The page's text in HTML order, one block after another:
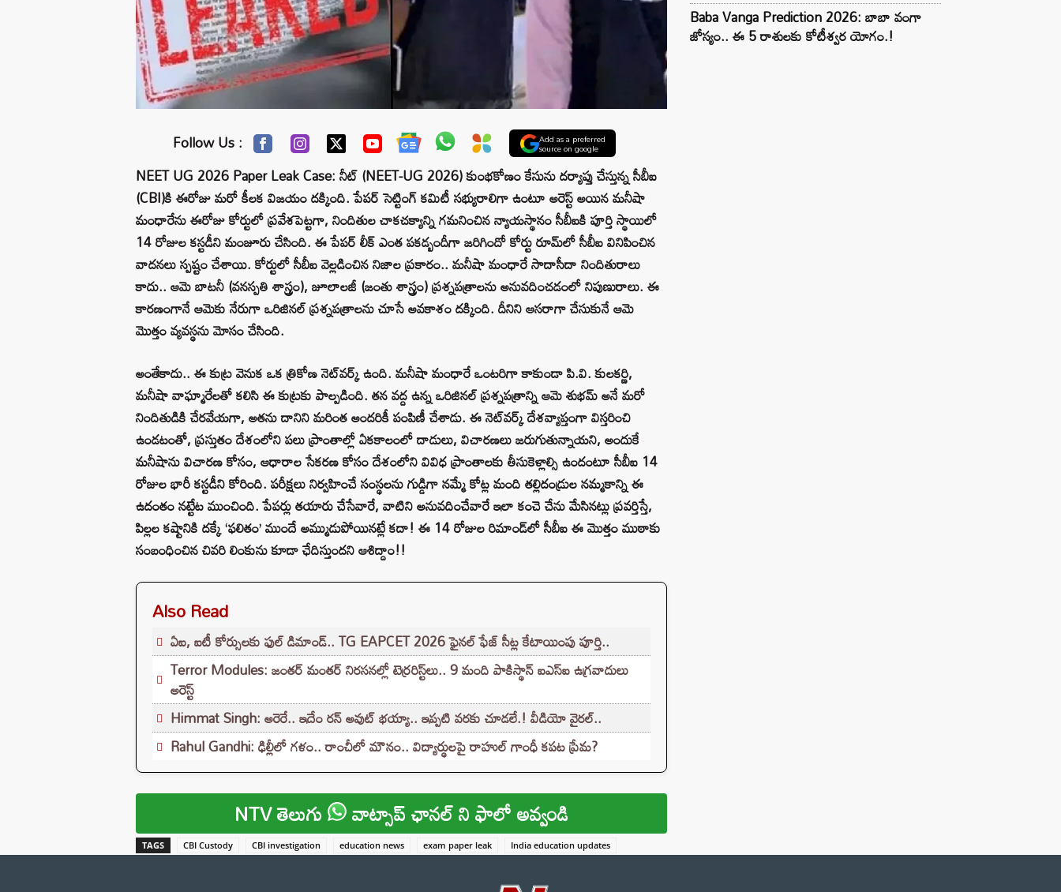
Follow Us : Add as a preferred
source on google
NEET UG 2026 Paper Leak Case: నీట్ (NEET-UG 2026) కుంభకోణం కేసును దర్యాప్తు చేస్తున్న సీబీఐ
(CBI)కి ఈరోజు మరో కీలక విజయం దక్కింది. పేపర్ సెట్టింగ్ కమిటీ సభ్యురాలిగా ఉంటూ అరెస్ట్ అయిన మనీషా
మంధారేను ఈరోజు కోర్టులో ప్రవేశపెట్టగా, నిందితుల చాకచక్యాన్ని గమనించిన న్యాయస్థానం సీబీఐకి పూర్తి స్థాయిలో
14 రోజుల కస్టడీని మంజూరు చేసింది. ఈ పేపర్ లీక్ ఎంత పకడ్బందీగా జరిగిందో కోర్టు రూమ్‌లో సీబీఐ వినిపించిన
వాదనలు స్పష్టం చేశాయి. కోర్టులో సీబీఐ వెల్లడించిన నిజాల ప్రకారం.. మనీషా మంధారే సాదాసీదా నిందితురాలు
కాదు.. ఆమె బాటనీ (వనస్పతి శాస్త్రం), జూలాలజీ (జంతు శాస్త్రం) ప్రశ్నపత్రాలను అనువదించడంలో నిపుణురాలు. ఈ
కారణంగానే ఆమెకు నేరుగా ఒరిజినల్ ప్రశ్నపత్రాలను చూసే అవకాశం దక్కింది. దీనిని ఆసరాగా చేసుకునే ఆమె
మొత్తం వ్యవస్థను మోసం చేసింది.
అంతేకాదు.. ఈ కుట్ర వెనుక ఒక త్రికోణ నెట్‌వర్క్ ఉంది. మనీషా మంధారే ఒంటరిగా కాకుండా పి.వి. కులకర్ణి,
మనీషా వాఘ్మారేలతో కలిసి ఈ కుట్రకు పాల్పడింది. తన వద్ద ఉన్న ఒరిజినల్ ప్రశ్నపత్రాన్ని ఆమె శుభమ్ అనే మరో
నిందితుడికి చేరవేయగా, అతను దానిని మరింత అందరికీ పంపిణీ చేశాడు. ఈ నెట్‌వర్క్ దేశవ్యాప్తంగా విస్తరించి
ఉండటంతో, ప్రస్తుతం దేశంలోని పలు ప్రాంతాల్లో ఏకకాలంలో దాడులు, విచారణలు జరుగుతున్నాయని, అందుకే
మనీషాను విచారణ కోసం, ఆధారాల సేకరణ కోసం దేశంలోని వివిధ ప్రాంతాలకు తీసుకెళ్లాల్సి ఉందంటూ సీబీఐ 14
రోజుల భారీ కస్టడీని కోరింది. పరీక్షలు నిర్వహించే సంస్థలను గుడ్డిగా నమ్మే కోట్ల మంది తల్లిదండ్రుల నమ్మకాన్ని ఈ
ఉదంతం నట్టేట ముంచింది. పేపర్లు తయారు చేసేవారే, వాటిని అనువదించేవారే ఇలా కంచె చేను మేసినట్లు ప్రవర్తిస్తే,
పిల్లల కష్టానికి దక్కే ‘ఫలితం’ ముందే అమ్ముడుపోయినట్లే కదా! ఈ 14 రోజుల రిమాండ్‌లో సీబీఐ ఈ మొత్తం ముఠాకు
సంబంధించిన చివరి లింకును కూడా ఛేదిస్తుందని ఆశిద్దాం!!
Also Read
ఏఐ, ఐటీ కోర్సులకు ఫుల్ డిమాండ్.. TG EAPCET 2026 ఫైనల్ ఫేజ్ సీట్ల కేటాయింపు పూర్తి..
Terror Modules: జంతర్ మంతర్ నిరసనల్లో టెర్రరిస్ట్‌లు.. 9 మంది పాకిస్థాన్ ఐఎస్ఐ ఉగ్రవాదులు
అరెస్ట్
Himmat Singh: అరెరే.. ఇదేం రన్ అవుట్ భయ్యా.. ఇప్పటి వరకు చూడలే.! వీడియో వైరల్..
Rahul Gandhi: ఢిల్లీలో గళం.. రాంచీలో మౌనం.. విద్యార్థులపై రాహుల్ గాంధీ కపట ప్రేమ?
NTV తెలుగు వాట్సాప్ ఛానల్ ని ఫాలో అవ్వండి
TAGS CBI Custody CBI investigation education news exam paper leak India education updates
Baba Vanga Prediction 2026: బాబా వంగా
జోస్యం.. ఈ 5 రాశులకు కోటీశ్వర యోగం.!